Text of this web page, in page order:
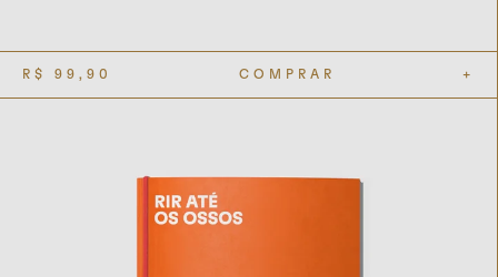
R$ 99,90 COMPRAR +